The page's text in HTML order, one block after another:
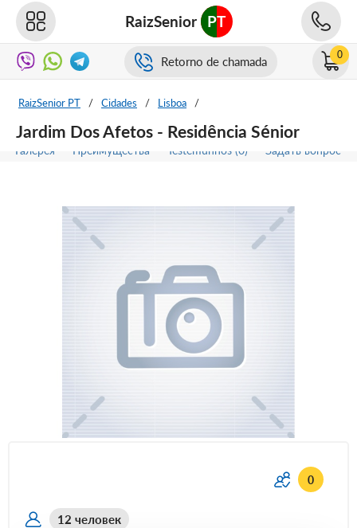
RaizSenior PT
Retorno de chamada 0
RaizSenior PT / Cidades / Lisboa /
Jardim Dos Afetos - Residência Sénior
Галерея Преимущества Testemunhos (0) Задать вопрос
0
12 человек